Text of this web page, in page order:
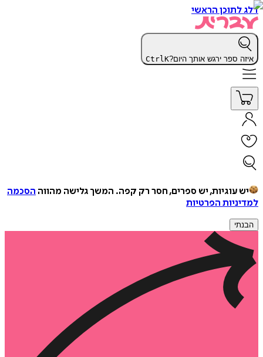
דלג לתוכן הראשי
איזה ספר ירגש אותך היום? CtrlK
יש עוגיות, יש ספרים, חסר רק קפה. המשך גלישה מהווה הסכמה
למדיניות הפרטיות
הבנתי